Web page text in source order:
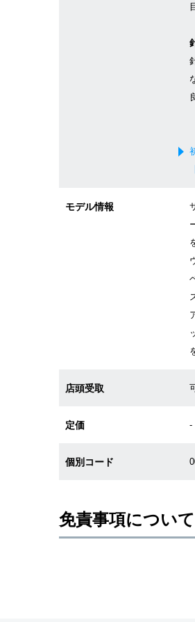
モデル情報
店頭受取
定価 -
個別コード
免責事項について